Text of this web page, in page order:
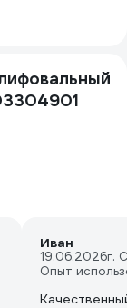
Иван
19.06.2026г.
Опыт